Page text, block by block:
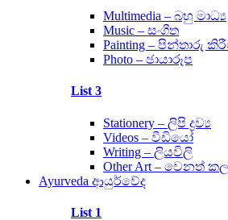
Multimedia – බහු මාධ්‍ය
Music – සංගීත
Painting – පින්තාරු
Photo – ඡායාරූප
List 3
Stationery – ලිපි ද්‍රව්‍ය
Videos – වීඩියෝ
Writing – ලියවිලි
Other Art – වෙනත්
Ayurveda ආයුර්වේද
List 1